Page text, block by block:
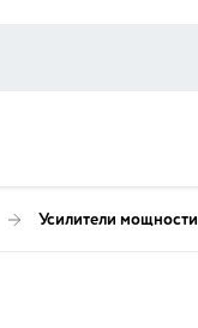
Усилители мощности